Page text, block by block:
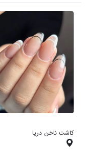
کاشت ناخن دریا